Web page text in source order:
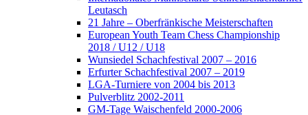
Leutasch
21 Jahre – Oberfränkische Meisterschaften
European Youth Team Chess Championship
2018 / U12 / U18
Wunsiedel Schachfestival 2007 – 2016
Erfurter Schachfestival 2007 – 2019
LGA-Turniere von 2004 bis 2013
Pulverblitz 2002-2011
GM-Tage Waischenfeld 2000-2006